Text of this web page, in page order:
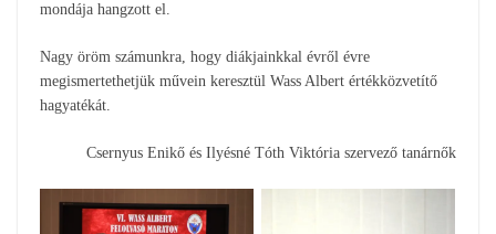
mondája hangzott el.
Nagy öröm számunkra, hogy diákjainkkal évről évre
megismertethetjük művein keresztül Wass Albert értékközvetítő
hagyatékát.
Csernyus Enikő és Ilyésné Tóth Viktória szervező tanárnők